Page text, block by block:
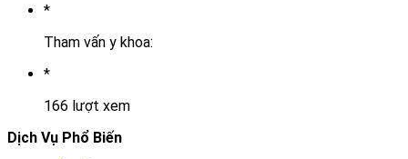
*
Tham vấn y khoa:
*
166 lượt xem
Dịch Vụ Phổ Biến